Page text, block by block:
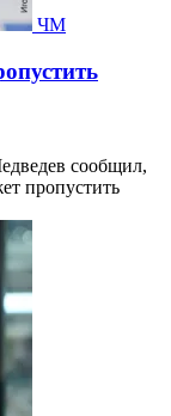
ЧМ
сообщил,
пропустить